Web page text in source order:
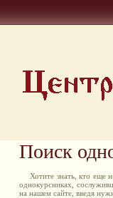
Поиск
Хотите знать, кто еще
однокурсниках,
на нашем сайте, введя